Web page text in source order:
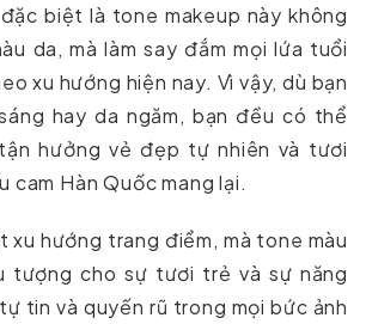
biệt là tone makeup này không
da, mà làm say đắm mọi lứa tuổi
xu hướng hiện nay. Vì vậy, dù bạn
hay da ngăm, bạn đều có thể
hưởng vẻ đẹp tự nhiên và tươi
cam Hàn Quốc mang lại.
xu hướng trang điểm, mà tone màu
tượng cho sự tươi trẻ và sự năng
tin và quyến rũ trong mọi bức ảnh